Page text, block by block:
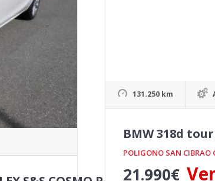
131.250 km
BMW 318d
POLIGONO SAN CIBRAO
21.990€